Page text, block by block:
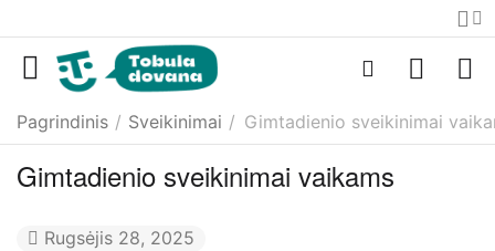
Pagrindinis / Sveikinimai / Gimtadienio sveikinimai
Gimtadienio sveikinimai vaikams
Rugsėjis 28, 2025